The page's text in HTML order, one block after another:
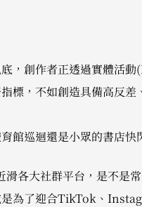
，創作者正透過實體活
標，不如創造具備高反
館巡迴還是小眾的書店
各大社群平台，是不是
為了迎合TikTok、